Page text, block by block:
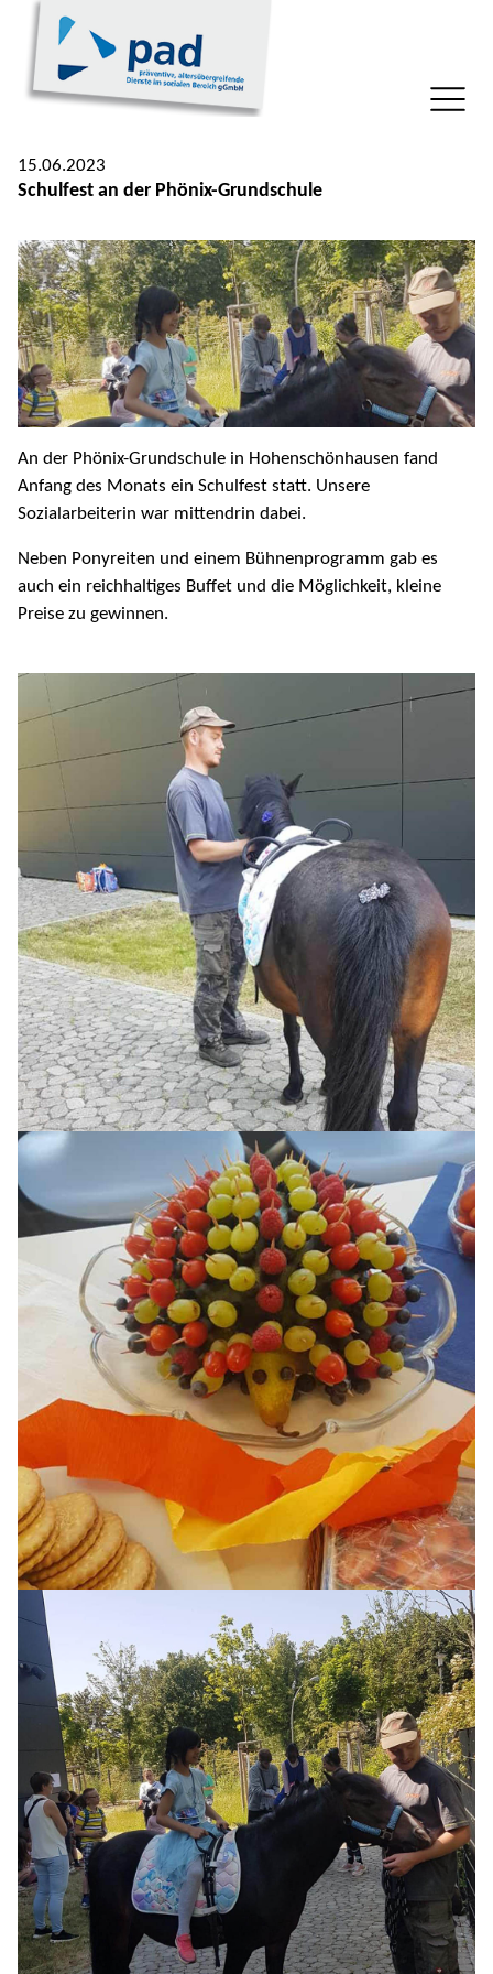
15.06.2023
Schulfest an der Phönix-Grundschule
An der Phönix-Grundschule in Hohenschönhausen fand
Anfang des Monats ein Schulfest statt. Unsere
Sozialarbeiterin war mittendrin dabei.
Neben Ponyreiten und einem Bühnenprogramm gab es
auch ein reichhaltiges Buffet und die Möglichkeit, kleine
Preise zu gewinnen.